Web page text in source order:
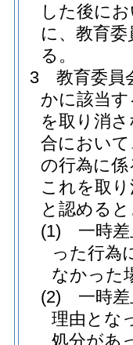
した後に
に、教育
る。
3
教育委員
かに該当
を取り消
合におい
の行為に
これを取
と認める
(1)
一時
った行為
なかった
(2)
一時
理由とな
処分があ